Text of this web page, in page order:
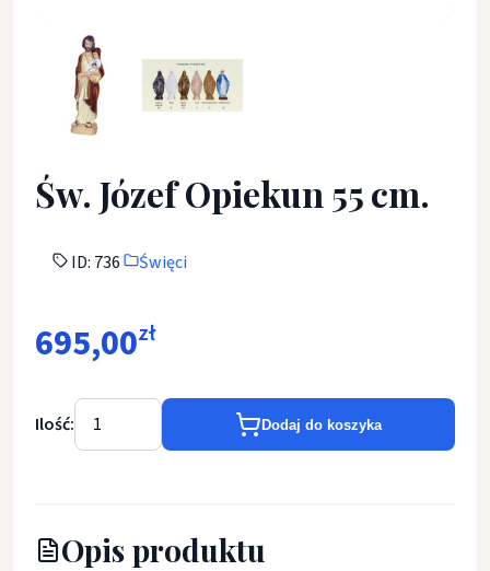
Św. Józef Opiekun 55 cm. - Święci - Św. Józef Opiekun 55 cm.
Św. Józef Opiekun 55 cm.
ID: 736 Święci
695,00zł
Ilość: Dodaj do koszyka
Opis produktu